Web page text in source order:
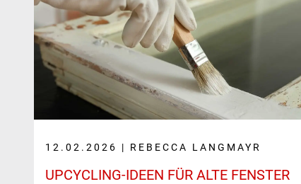
12.02.2026 | REBECCA LANGMAYR
UPCYCLING-IDEEN FÜR ALTE FENSTER